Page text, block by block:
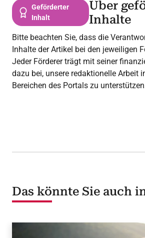
Geförderter
Inhalt
Über
Inhalte
Bitte beachten Sie, dass die
Inhalte der Artikel bei den jeweiligen
Jeder Förderer trägt mit seiner
dazu bei, unsere redaktionelle Arbeit
Bereichen des Portals zu
Das könnte Sie auch